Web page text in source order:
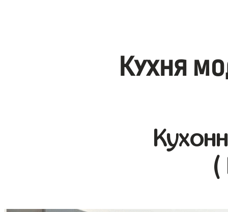
Кухня
(